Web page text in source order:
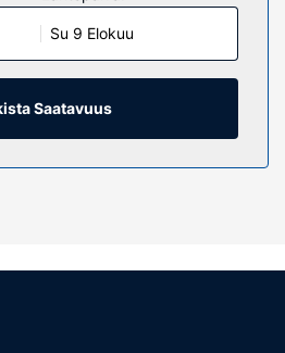
Käytössäsi on kaapelikanavat
(langaton ja kiinteä). Huoneissa
varusteluun kuuluu suihkun ja
ilmaiset hygieniatuotteet ja
kuuluu ilmaiset sanomalehdet,
(ilmaiset paikallispuhelut).
ja myyntiautomaatti.
Su 9 Elokuu
Saatavuus